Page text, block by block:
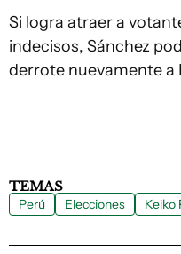
Si logra atraer a
indecisos, Sánchez
derrote nuevamente a
TEMAS
Perú Elecciones Keiko